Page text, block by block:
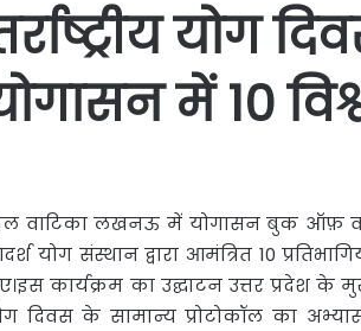
योग
में 10
वाटिका लखनऊ में योगासन बुक ऑफ़
योग संस्थान द्वारा आमंत्रित 10
कार्यक्रम का उद्घाटन उत्तर प्रदेश के
दिवस के सामान्य प्रोटोकॉल का